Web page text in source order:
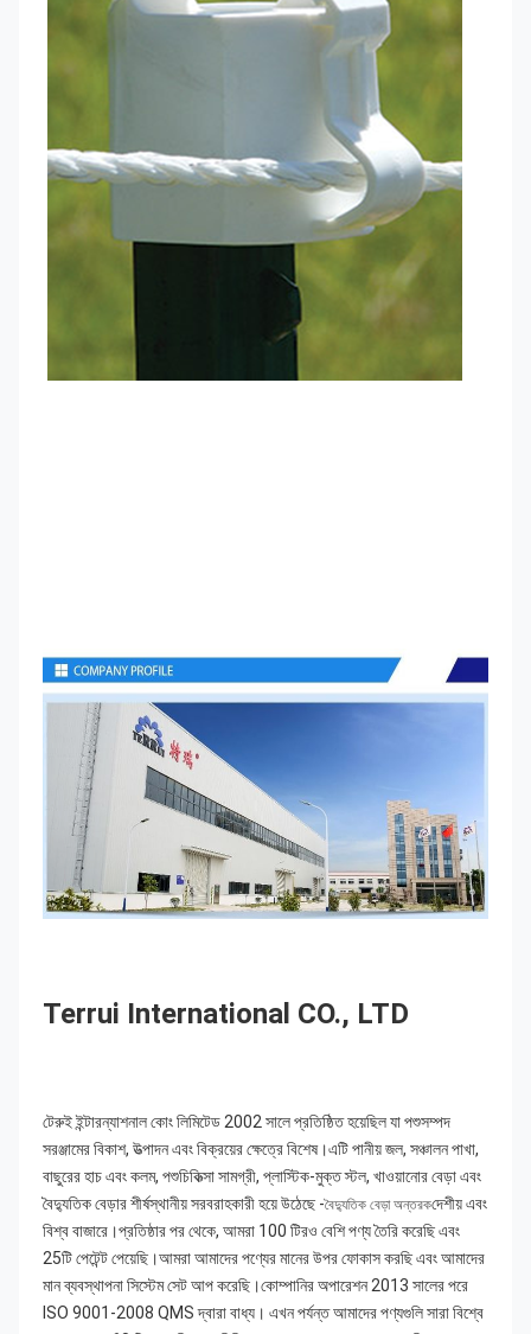
Terrui International CO., LTD
টেরুই ইন্টারন্যাশনাল কোং লিমিটেড 2002 সালে প্রতিষ্ঠিত হয়েছিল যা পশুসম্পদ
সরঞ্জামের বিকাশ, উত্পাদন এবং বিক্রয়ের ক্ষেত্রে বিশেষ।এটি পানীয় জল, সঞ্চালন পাখা,
বাছুরের হাচ এবং কলম, পশুচিকিত্সা সামগ্রী, প্লাস্টিক-মুক্ত স্টল, খাওয়ানোর বেড়া এবং
বৈদ্যুতিক বেড়ার শীর্ষস্থানীয় সরবরাহকারী হয়ে উঠেছে -বৈদ্যুতিক বেড়া অন্তরকদেশীয় এবং
বিশ্ব বাজারে।প্রতিষ্ঠার পর থেকে, আমরা 100 টিরও বেশি পণ্য তৈরি করেছি এবং
25টি পেটেন্ট পেয়েছি।আমরা আমাদের পণ্যের মানের উপর ফোকাস করছি এবং আমাদের
মান ব্যবস্থাপনা সিস্টেম সেট আপ করেছি।কোম্পানির অপারেশন 2013 সালের পরে
ISO 9001-2008 QMS দ্বারা বাধ্য। এখন পর্যন্ত আমাদের পণ্যগুলি সারা বিশ্বে